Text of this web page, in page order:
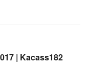
| Kacass182